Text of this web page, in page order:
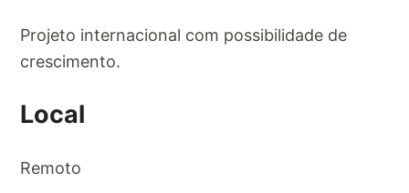
Projeto internacional com possibilidade de
crescimento.
Local
Remoto